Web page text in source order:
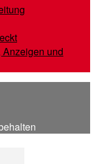
und